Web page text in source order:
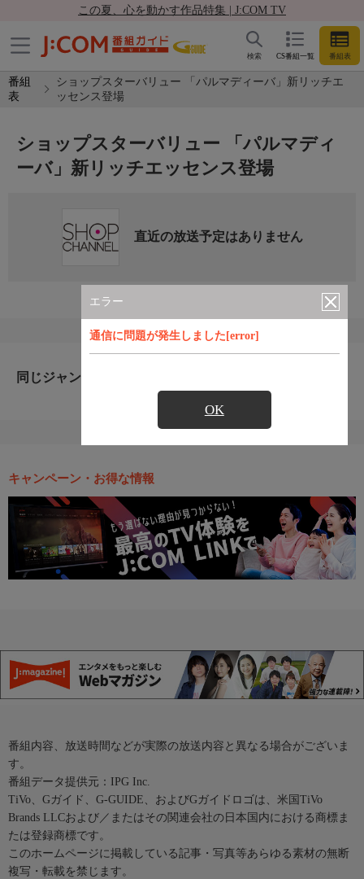
この夏、心を動かす作品特集 | J:COM TV
CS番組一覧 番組表
検索
番組
表
ショップスターバリュー 「パルマディーバ」新リッチエ
ッセンス登場
エラー
通信に問題が発生しました[error]
OK
ショップスターバリュー 「パルマディ
ーバ」新リッチエッセンス登場
直近の放送予定はありません
同じジャンルのおすすめ番組
キャンペーン・お得な情報
番組内容、放送時間などが実際の放送内容と異なる場合がございま
す。
番組データ提供元：IPG Inc.
TiVo、Gガイド、G-GUIDE、およびGガイドロゴは、米国TiVo
Brands LLCおよび／またはその関連会社の日本国内における商標ま
たは登録商標です。
このホームページに掲載している記事・写真等あらゆる素材の無断
複写・転載を禁じます。